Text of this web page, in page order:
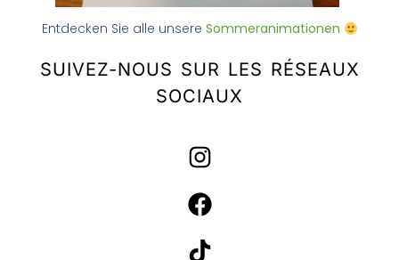
Entdecken Sie alle unsere Sommeranimationen
SUIVEZ-NOUS SUR LES RÉSEAUX
SOCIAUX